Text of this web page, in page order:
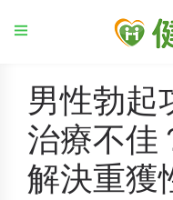
男性勃起
治療不
解決重獲